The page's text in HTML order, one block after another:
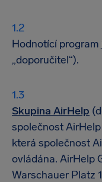
Hodnotící
„doporučitel“).
Skupina AirHelp
společnost
která společnost
ovládána. AirHelp
Warschauer Platz